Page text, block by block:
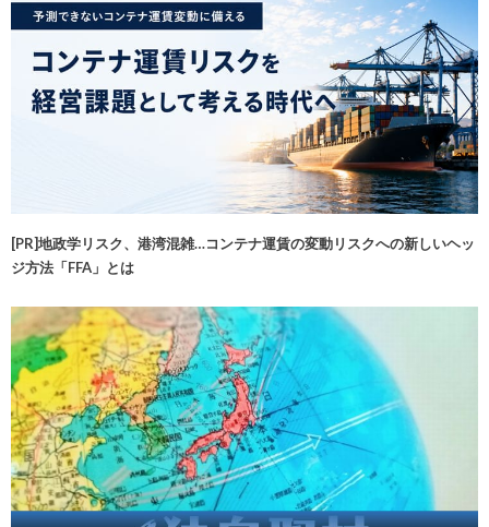
[PR]地政学リスク、港湾混雑…コンテナ運賃の変動リスクへの新しいヘッ
ジ方法「FFA」とは